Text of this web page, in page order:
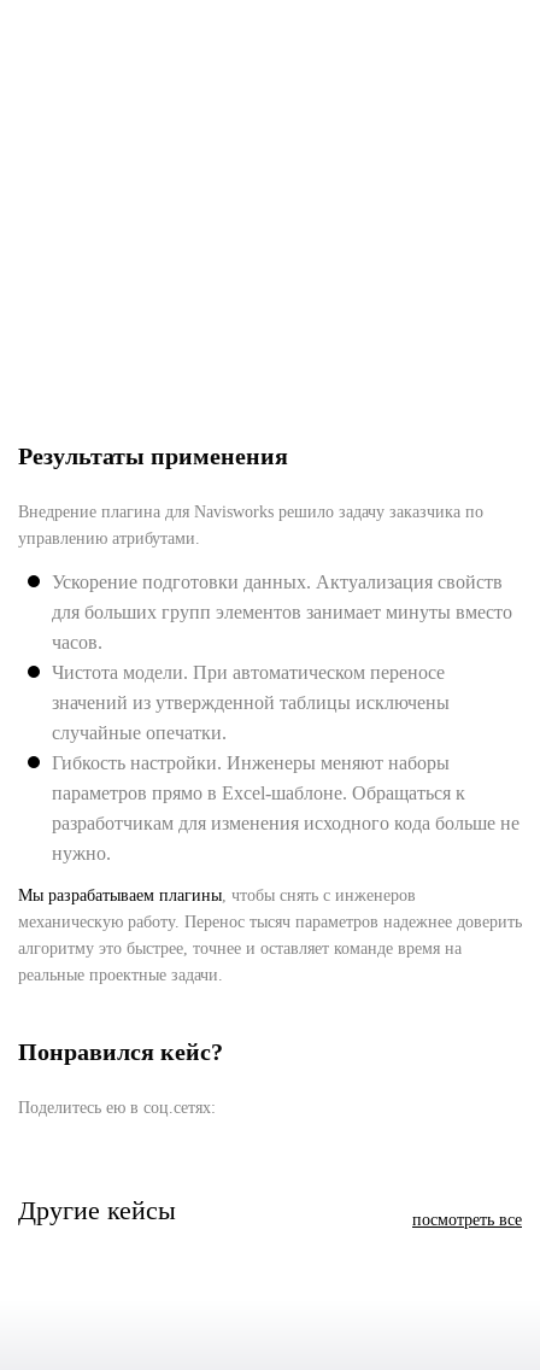
Результаты применения
Внедрение плагина для Navisworks решило задачу заказчика по
управлению атрибутами.
Ускорение подготовки данных. Актуализация свойств
для больших групп элементов занимает минуты вместо
часов.
Чистота модели. При автоматическом переносе
значений из утвержденной таблицы исключены
случайные опечатки.
Гибкость настройки. Инженеры меняют наборы
параметров прямо в Excel-шаблоне. Обращаться к
разработчикам для изменения исходного кода больше не
нужно.
Мы разрабатываем плагины, чтобы снять с инженеров
механическую работу. Перенос тысяч параметров надежнее доверить
алгоритму это быстрее, точнее и оставляет команде время на
реальные проектные задачи.
Понравился кейс?
Поделитесь ею в соц.сетях:
Другие кейсы посмотреть все